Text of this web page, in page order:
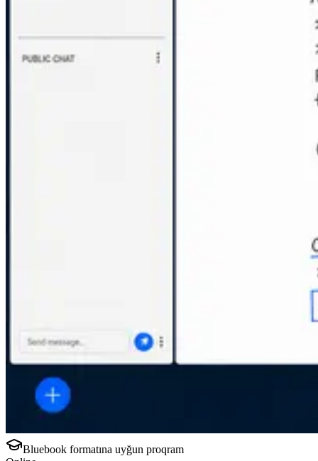
Bluebook formatına uyğun proqram